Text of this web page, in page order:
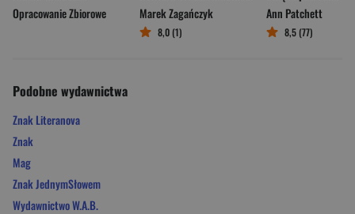
Opracowanie Zbiorowe
Marek Zagańczyk
8,0 (1)
Ann Patchett
8,5 (77)
Podobne wydawnictwa
Znak Literanova
Znak
Mag
Znak JednymSłowem
Wydawnictwo W.A.B.